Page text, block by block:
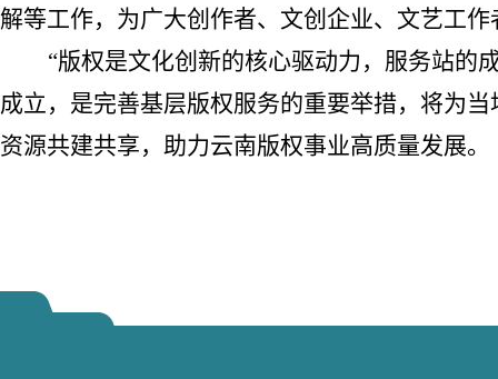
解等工作，为广大创作者、文创企业、文艺工作
“版权是文化创新的核心驱动力，服务站的
成立，是完善基层版权服务的重要举措，将为
资源共建共享，助力云南版权事业高质量发展。